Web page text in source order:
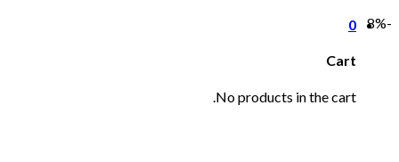
0
Cart
No products in the cart.
-8%